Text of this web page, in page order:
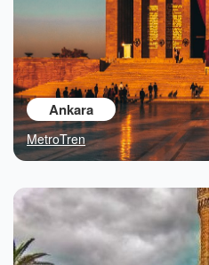
Ankara
MetroTren